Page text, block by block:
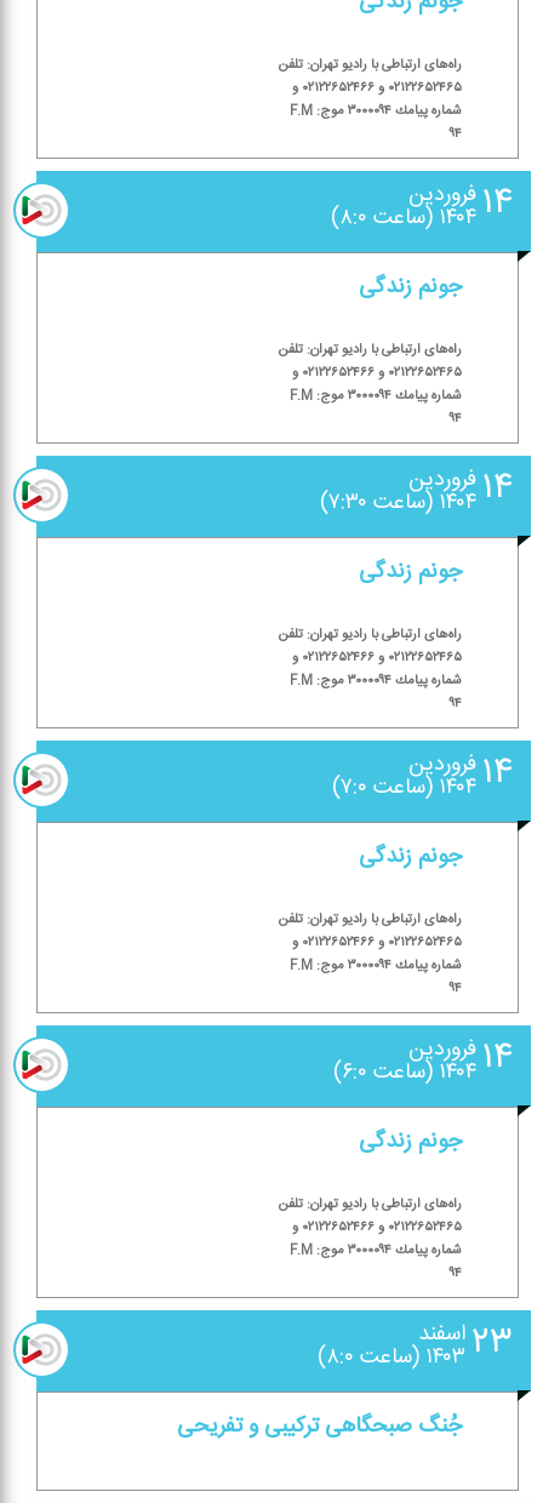
راه‌های ارتباطی با رادیو تهران: تلفن
۰۲۱۲۲۶۵۲۴۶۵ و ۰۲۱۲۲۶۵۲۴۶۶ و
شماره پیامك ۳۰۰۰۰۹۴ موج: F.M
۹۴
۱۴فروردین
۱۴۰۴ (ساعت ۸:۰)
جونم زندگی
راه‌های ارتباطی با رادیو تهران: تلفن
۰۲۱۲۲۶۵۲۴۶۵ و ۰۲۱۲۲۶۵۲۴۶۶ و
شماره پیامك ۳۰۰۰۰۹۴ موج: F.M
۹۴
۱۴فروردین
۱۴۰۴ (ساعت ۷:۳۰)
جونم زندگی
راه‌های ارتباطی با رادیو تهران: تلفن
۰۲۱۲۲۶۵۲۴۶۵ و ۰۲۱۲۲۶۵۲۴۶۶ و
شماره پیامك ۳۰۰۰۰۹۴ موج: F.M
۹۴
۱۴فروردین
۱۴۰۴ (ساعت ۷:۰)
جونم زندگی
راه‌های ارتباطی با رادیو تهران: تلفن
۰۲۱۲۲۶۵۲۴۶۵ و ۰۲۱۲۲۶۵۲۴۶۶ و
شماره پیامك ۳۰۰۰۰۹۴ موج: F.M
۹۴
۱۴فروردین
۱۴۰۴ (ساعت ۶:۰)
جونم زندگی
راه‌های ارتباطی با رادیو تهران: تلفن
۰۲۱۲۲۶۵۲۴۶۵ و ۰۲۱۲۲۶۵۲۴۶۶ و
شماره پیامك ۳۰۰۰۰۹۴ موج: F.M
۹۴
۲۳اسفند
۱۴۰۳ (ساعت ۸:۰)
جُنگ صبحگاهی تركیبی و تفریحی